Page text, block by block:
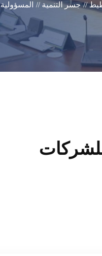
// جسر التنمية //